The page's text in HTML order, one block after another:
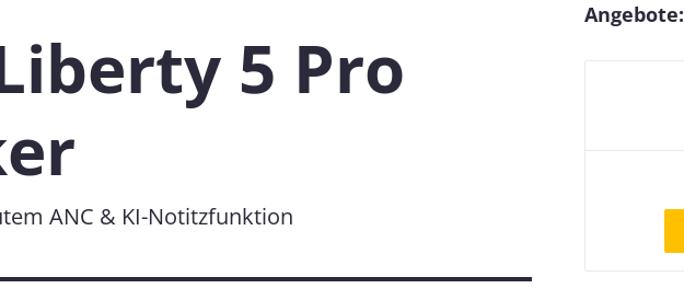
5 Pro
ANC & KI-Notitzfunktion
Angebote: